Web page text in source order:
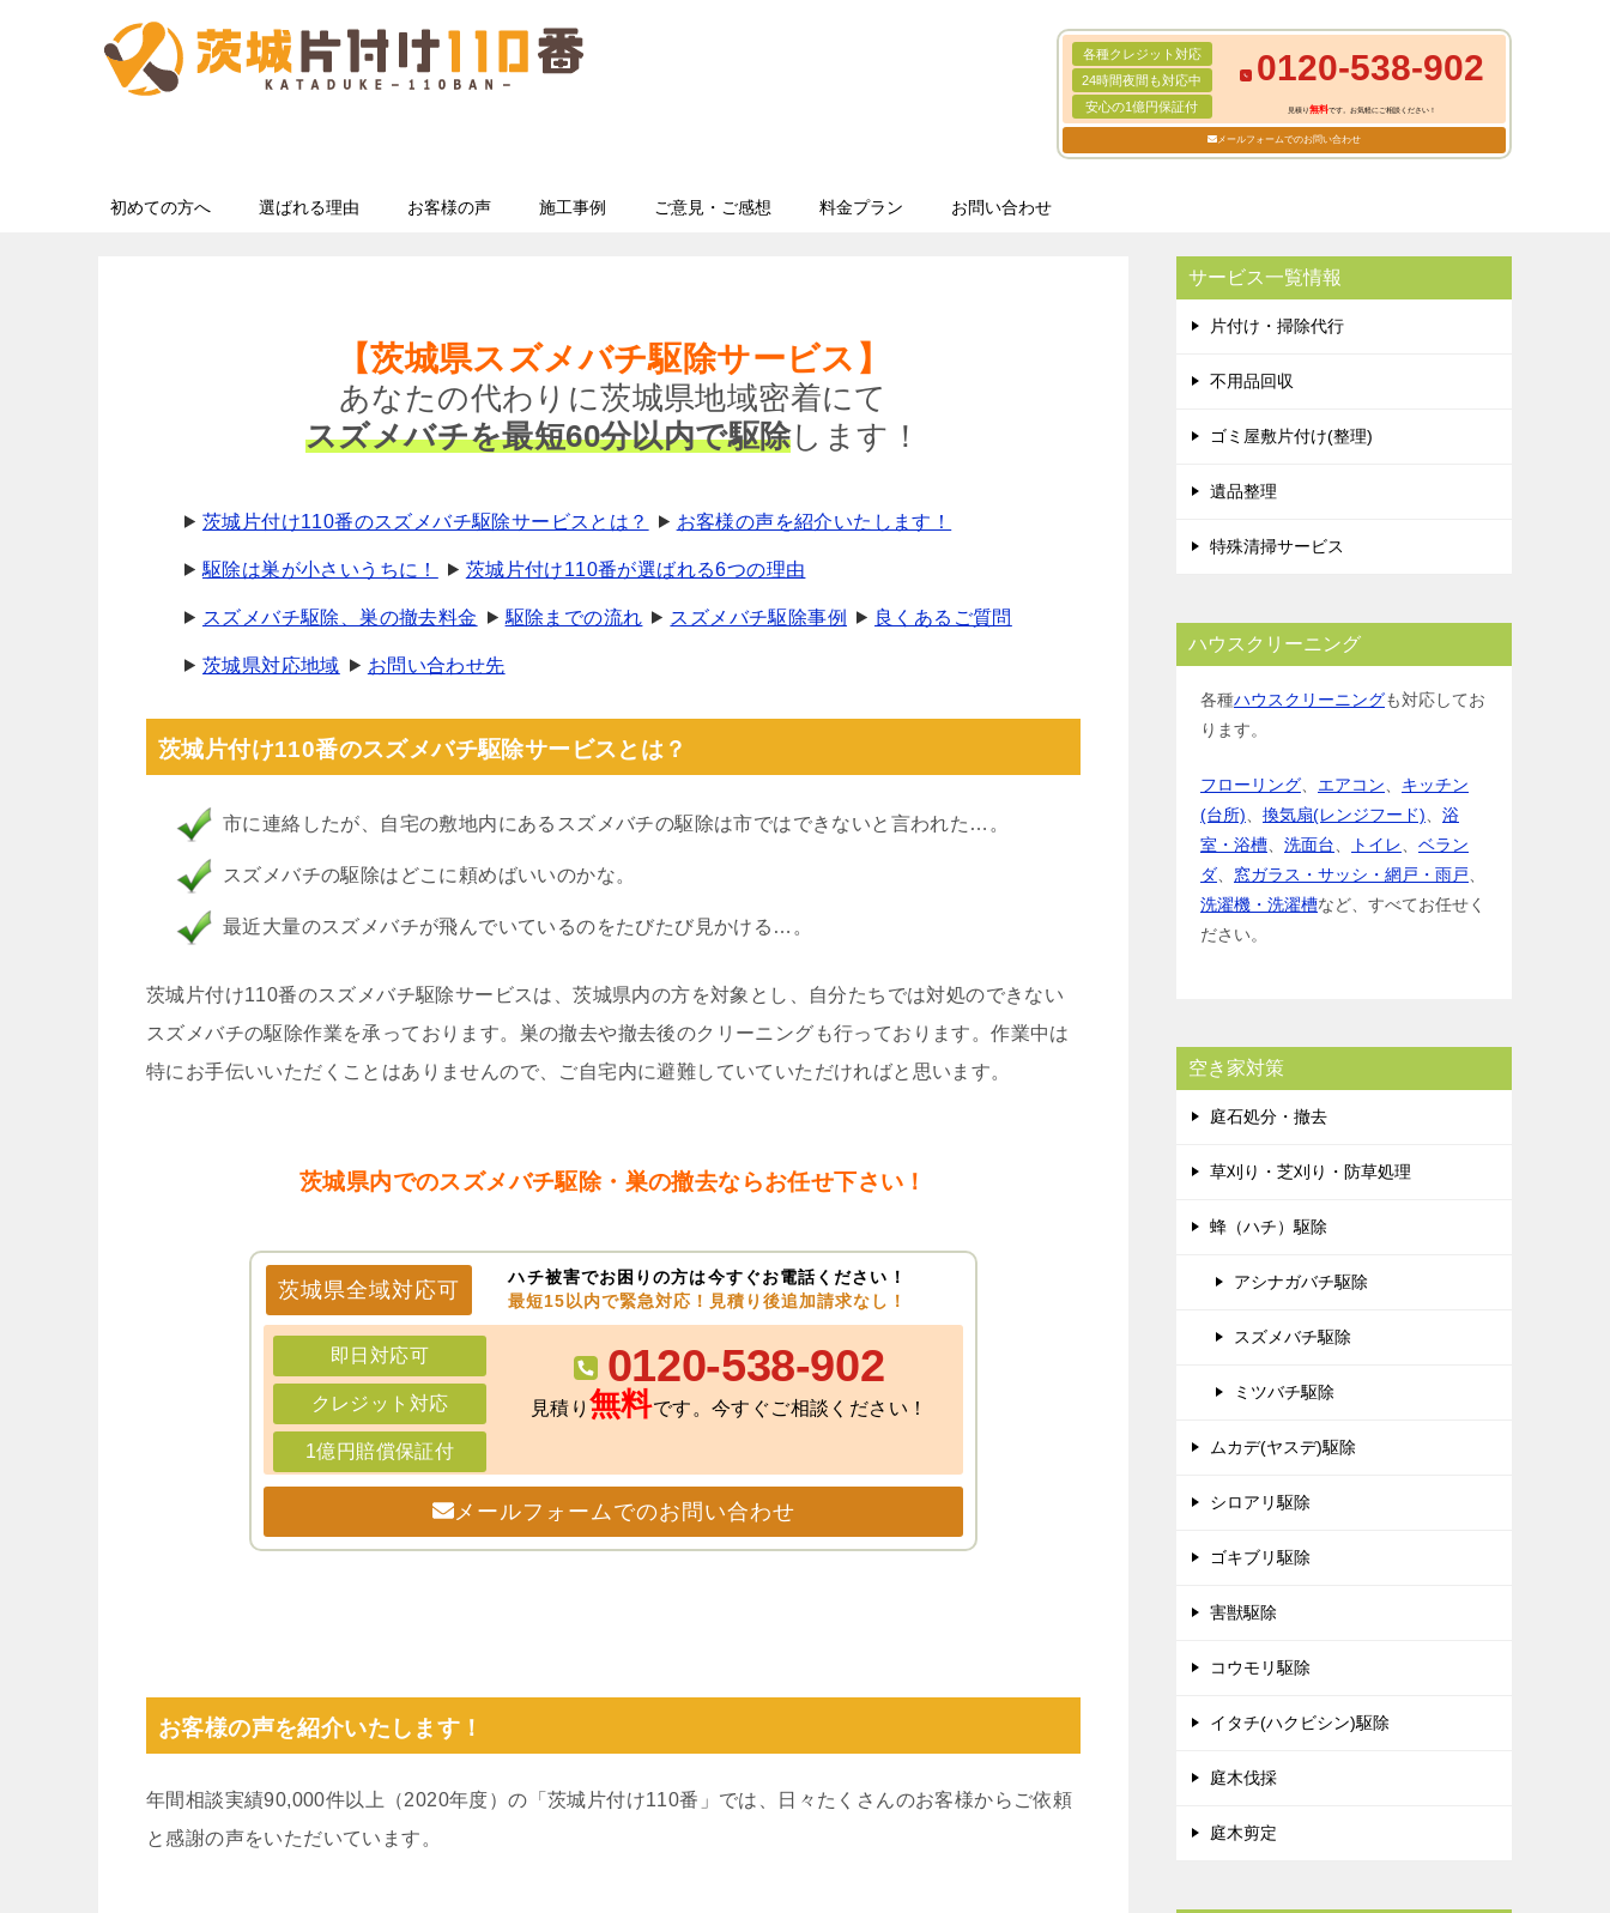
各種クレジット対応
24時間夜間も対応中
安心の1億円保証付
0120-538-902
見積り無料です。お気軽にご相談ください！
メールフォームでのお問い合わせ
初めての方へ 選ばれる理由 お客様の声 施工事例 ご意見・ご感想 料金プラン お問い合わせ
【茨城県スズメバチ駆除サービス】
あなたの代わりに茨城県地域密着にて
スズメバチを最短60分以内で駆除します！
茨城片付け110番のスズメバチ駆除サービスとは？ お客様の声を紹介いたします！
駆除は巣が小さいうちに！ 茨城片付け110番が選ばれる6つの理由
スズメバチ駆除、巣の撤去料金 駆除までの流れ スズメバチ駆除事例 良くあるご質問
茨城県対応地域 お問い合わせ先
茨城片付け110番のスズメバチ駆除サービスとは？
市に連絡したが、自宅の敷地内にあるスズメバチの駆除は市ではできないと言われた…。
スズメバチの駆除はどこに頼めばいいのかな。
最近大量のスズメバチが飛んでいているのをたびたび見かける…。
茨城片付け110番のスズメバチ駆除サービスは、茨城県内の方を対象とし、自分たちでは対処のできない
スズメバチの駆除作業を承っております。巣の撤去や撤去後のクリーニングも行っております。作業中は
特にお手伝いいただくことはありませんので、ご自宅内に避難していていただければと思います。
茨城県内でのスズメバチ駆除・巣の撤去ならお任せ下さい！
茨城県全域対応可
ハチ被害でお困りの方は今すぐお電話ください！
最短15以内で緊急対応！見積り後追加請求なし！
即日対応可
クレジット対応
1億円賠償保証付
0120-538-902
見積り 無料です。今すぐご相談ください！
メールフォームでのお問い合わせ
お客様の声を紹介いたします！
年間相談実績90,000件以上（2020年度）の「茨城片付け110番」では、日々たくさんのお客様からご依頼
と感謝の声をいただいています。
サービス一覧情報
片付け・掃除代行
不用品回収
ゴミ屋敷片付け(整理)
遺品整理
特殊清掃サービス
ハウスクリーニング
各種ハウスクリーニングも対応してお
ります。
フローリング エアコン
キッチン
(台所)
換気扇(レンジフード)
浴
室・浴槽
洗面台 トイレ
ベラン
ダ
窓ガラス・サッシ・網戸・雨戸
洗濯機・洗濯槽など、すべてお任せく
ださい。
空き家対策
庭石処分・撤去
草刈り・芝刈り・防草処理
蜂（ハチ）駆除
アシナガバチ駆除
スズメバチ駆除
ミツバチ駆除
ムカデ(ヤスデ)駆除
シロアリ駆除
ゴキブリ駆除
害獣駆除
コウモリ駆除
イタチ(ハクビシン)駆除
庭木伐採
庭木剪定